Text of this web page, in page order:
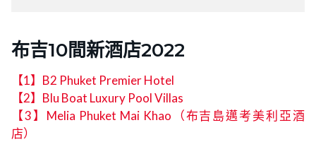
布吉10間新酒店2022
【1】B2 Phuket Premier Hotel
【2】Blu Boat Luxury Pool Villas
【3】Melia Phuket Mai Khao（布吉島邁考美利亞酒
店）